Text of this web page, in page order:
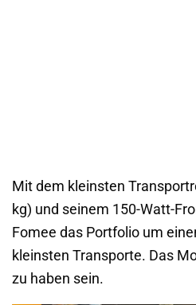
Mit dem kleinsten
kg) und seinem 150-Watt-
Fomee das Portfolio um
kleinsten Transporte. Das
zu haben sein.